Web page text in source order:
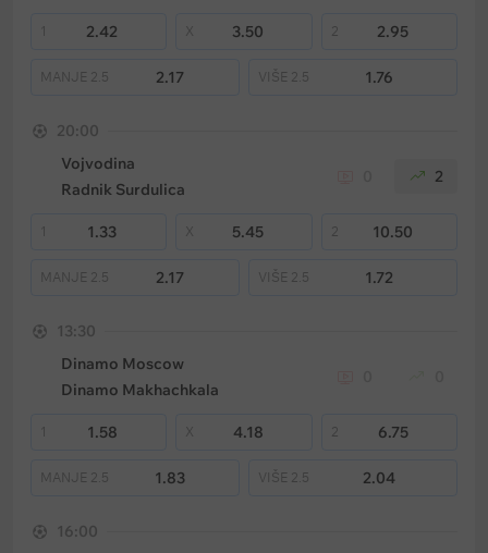
1 2.42 3.50 2 2.95
MANJE 2.5 2.17 VIŠE 2.5 1.76
20:00
Vojvodina
Radnik Surdulica
2
1 1.33 5.45 2 10.50
MANJE 2.5 2.17 VIŠE 2.5 1.72
13:30
Dinamo Moscow
Dinamo Makhachkala
1 1.58 4.18 2 6.75
MANJE 2.5 1.83 VIŠE 2.5 2.04
16:00